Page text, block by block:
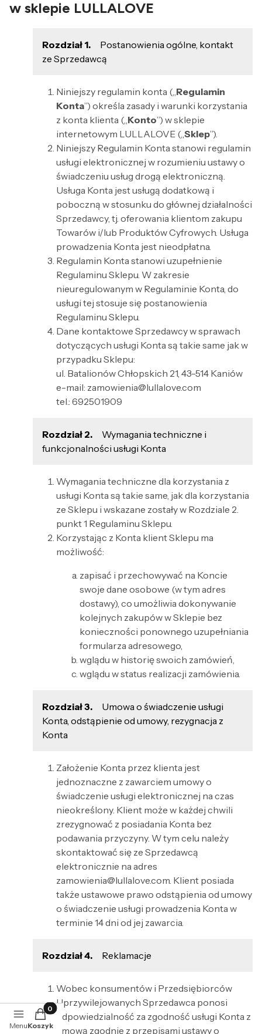
w sklepie LULLALOVE
Rozdział 1.
Postanowienia ogólne, kontakt
ze Sprzedawcą
Niniejszy regulamin konta („ Regulamin
Konta”) określa zasady i warunki korzystania
z konta klienta („ Konto”) w sklepie
internetowym LULLALOVE („ Sklep”).
Niniejszy Regulamin Konta stanowi regulamin
usługi elektronicznej w rozumieniu ustawy o
świadczeniu usług drogą elektroniczną.
Usługa Konta jest usługą dodatkową i
poboczną w stosunku do głównej działalności
Sprzedawcy, tj. oferowania klientom zakupu
Towarów i/lub Produktów Cyfrowych. Usługa
prowadzenia Konta jest nieodpłatna.
Regulamin Konta stanowi uzupełnienie
Regulaminu Sklepu. W zakresie
nieuregulowanym w Regulaminie Konta, do
usługi tej stosuje się postanowienia
Regulaminu Sklepu.
Dane kontaktowe Sprzedawcy w sprawach
dotyczących usługi Konta są takie same jak w
przypadku Sklepu:
ul. Batalionów Chłopskich 21, 43-514 Kaniów
e-mail: zamowienia@lullalove.com
tel.: 692501909
Rozdział 2.
Wymagania techniczne i
funkcjonalności usługi Konta
Wymagania techniczne dla korzystania z
usługi Konta są takie same, jak dla korzystania
ze Sklepu i wskazane zostały w Rozdziale 2.
punkt 1 Regulaminu Sklepu.
Korzystając z Konta klient Sklepu ma
możliwość:
zapisać i przechowywać na Koncie
swoje dane osobowe (w tym adres
dostawy), co umożliwia dokonywanie
kolejnych zakupów w Sklepie bez
konieczności ponownego uzupełniania
formularza adresowego,
wglądu w historię swoich zamówień,
wglądu w status realizacji zamówienia.
Rozdział 3.
Umowa o świadczenie usługi
Konta, odstąpienie od umowy, rezygnacja z
Konta
Założenie Konta przez klienta jest
jednoznaczne z zawarciem umowy o
świadczenie usługi elektronicznej na czas
nieokreślony. Klient może w każdej chwili
zrezygnować z posiadania Konta bez
podawania przyczyny. W tym celu należy
skontaktować się ze Sprzedawcą
elektronicznie na adres
zamowienia@lullalove.com. Klient posiada
także ustawowe prawo odstąpienia od umowy
o świadczenie usługi prowadzenia Konta w
terminie 14 dni od jej zawarcia.
Rozdział 4. Reklamacje
Wobec konsumentów i Przedsiębiorców
Uprzywilejowanych Sprzedawca ponosi
odpowiedzialność za zgodność usługi Konta z
umową zgodnie z przepisami ustawy o
Menu
Produkty w koszyku: 0. Zobacz szczegóły
Koszyk